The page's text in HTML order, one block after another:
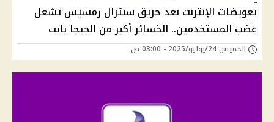
تعويضات الإنترنت بعد حريق سنترال رمسيس تشعل
غضب المستخدمين.. الخسائر أكبر من الجيجا بايت
الخميس 24/يوليو/2025 - 03:00 ص